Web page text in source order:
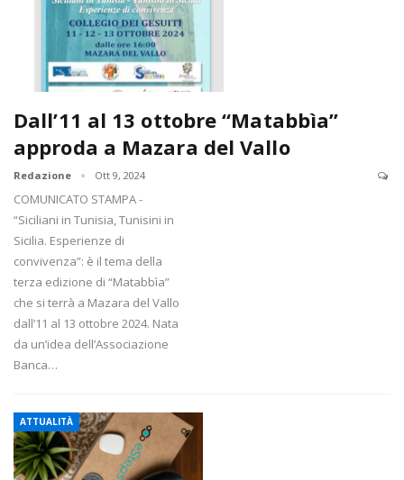
Dall’11 al 13 ottobre “Matabbìa”
approda a Mazara del Vallo
Redazione Ott 9, 2024
COMUNICATO STAMPA -
“Siciliani in Tunisia, Tunisini in
Sicilia. Esperienze di
convivenza”: è il tema della
terza edizione di “Matabbìa”
che si terrà a Mazara del Vallo
dall’11 al 13 ottobre 2024. Nata
da un’idea dell’Associazione
Banca…
ATTUALITÀ